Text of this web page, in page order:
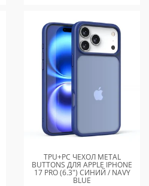
TPU+PC ЧЕХОЛ METAL
BUTTONS ДЛЯ APPLE IPHONE
17 PRO (6.3") СИНИЙ / NAVY
BLUE